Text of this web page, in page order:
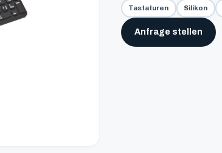
Tastaturen Silikon
Anfrage stellen